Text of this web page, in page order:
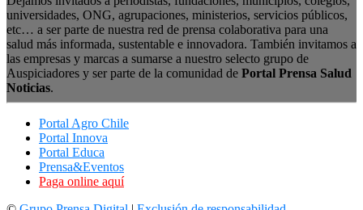
universidades, ONG, agrupaciones, ministerios, servicios públicos,
etc… a ser parte de nuestra red de prensa colaborativa para una
salud más informada, sustentable e innovadora. También invitamos a
las empresas y marcas a sumarse a nuestro selecto grupo de
Auspiciadores y ser parte de la comunidad de Portal Prensa Salud
Noticias.
Portal Agro Chile
Portal Innova
Portal Educa
Prensa&Eventos
Paga online aquí